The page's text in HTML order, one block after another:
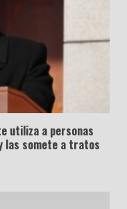
utiliza a personas
las somete a tratos